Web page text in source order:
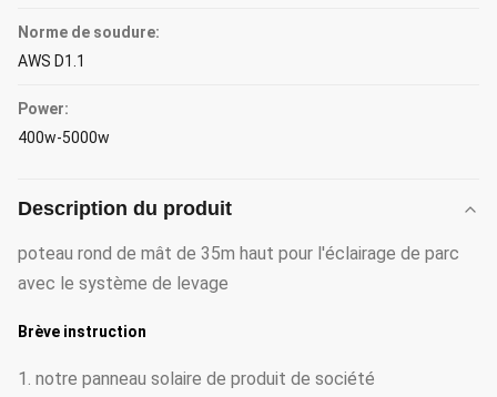
Norme de soudure:
AWS D1.1
Power:
400w-5000w
Description du produit
poteau rond de mât de 35m haut pour l'éclairage de parc
avec le système de levage
Brève instruction
1. notre panneau solaire de produit de société